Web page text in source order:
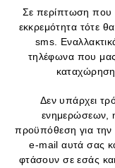
Σε περίπτωση που
εκκρεμότητα τότε
sms.
τηλέφωνα που
Δεν υπάρχει
ενημερώσεων,
προϋπόθεση για την
e-mail αυτά σας
φτάσουν σε εσάς